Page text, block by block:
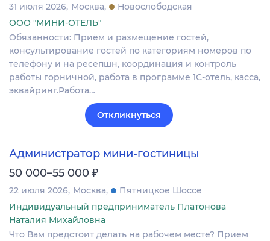
31 июля 2026 Москва
Новослободская
ООО "МИНИ-ОТЕЛЬ"
Обязанности: Приём и размещение гостей,
консультирование гостей по категориям номеров по
телефону и на ресепшн, координация и контроль
работы горничной, работа в программе 1С-отель, касса,
эквайринг.Работа…
Откликнуться
Администратор мини-гостиницы
50 000–55 000 ₽
22 июля 2026 Москва
Пятницкое Шоссе
Индивидуальный предприниматель Платонова
Наталия Михайловна
Что Вам предстоит делать на рабочем месте? Прием